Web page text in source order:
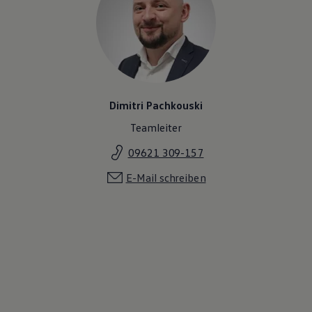
Elektromobilität
Volkswagen R
Volkswagen Kundenbetreuung
Dimitri Pachkouski
Teamleiter
09621 309-157
E-Mail schreiben